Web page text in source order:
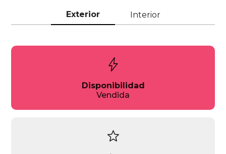
Exterior Interior
bolt
Disponibilidad
Vendida
star